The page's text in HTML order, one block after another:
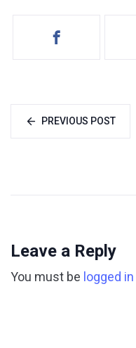
PREVIOUS POST
Leave a Reply
You must be logged in